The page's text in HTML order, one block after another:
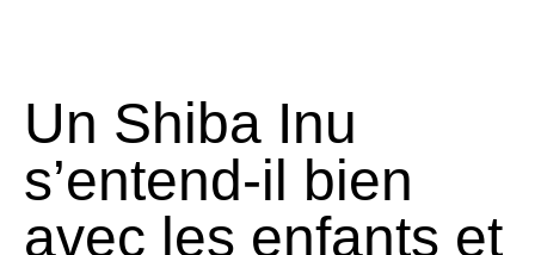
Un Shiba Inu
s’entend-il bien
avec les enfants et